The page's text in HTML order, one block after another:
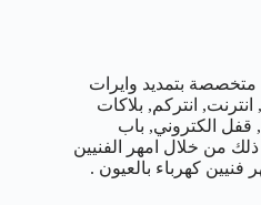
بتمديد وايرات
انتركم, بلاكات
الكتروني, باب
من خلال امهر الفنيين